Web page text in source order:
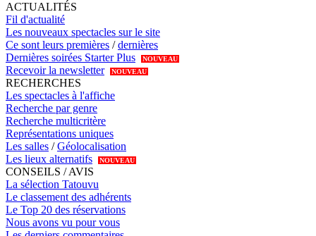
ACTUALITÉS
Fil d'actualité
Les nouveaux spectacles sur le site
Ce sont leurs premières /dernières
Dernières soirées Starter Plus
NOUVEAU
Recevoir la newsletter NOUVEAU
RECHERCHES
Les spectacles à l'affiche
Recherche par genre
Recherche multicritère
Représentations uniques
Les salles /Géolocalisation
Les lieux alternatifs
NOUVEAU
CONSEILS / AVIS
La sélection Tatouvu
Le classement des adhérents
Le Top 20 des réservations
Nous avons vu pour vous